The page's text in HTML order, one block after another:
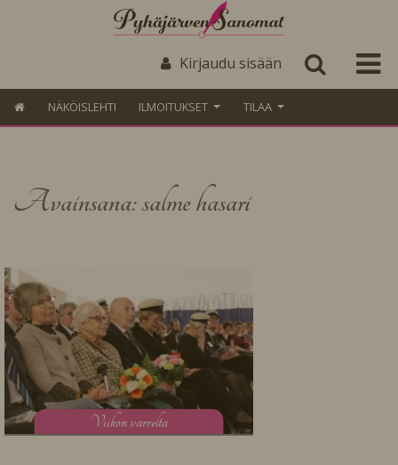
Kirjaudu sisään
NÄKÖISLEHTI ILMOITUKSET TILAA
Avainsana: salme hasari
Viikon varrelta